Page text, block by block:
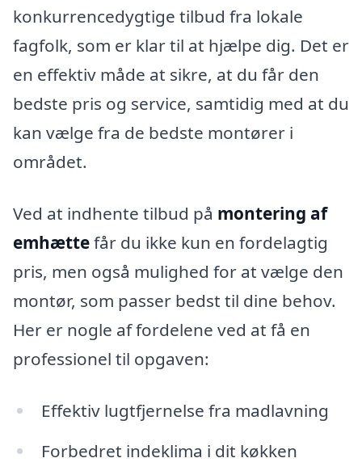
konkurrencedygtige tilbud fra lokale
fagfolk, som er klar til at hjælpe dig. Det er
en effektiv måde at sikre, at du får den
bedste pris og service, samtidig med at du
kan vælge fra de bedste montører i
området.
Ved at indhente tilbud på montering af
emhættefår du ikke kun en fordelagtig
pris, men også mulighed for at vælge den
montør, som passer bedst til dine behov.
Her er nogle af fordelene ved at få en
professionel til opgaven:
Effektiv lugtfjernelse fra madlavning
Forbedret indeklima i dit køkken